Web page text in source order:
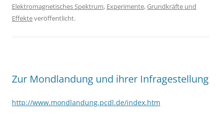
Elektromagnetisches Spektrum, Experimente,Grundkräfte und
Effekteveröffentlicht.
Zur Mondlandung und ihrer Infragestellung
http://www.mondlandung.pcdl.de/index.htm